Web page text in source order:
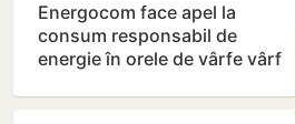
Energocom face apel la
consum responsabil de
energie în orele de vârfe vârf